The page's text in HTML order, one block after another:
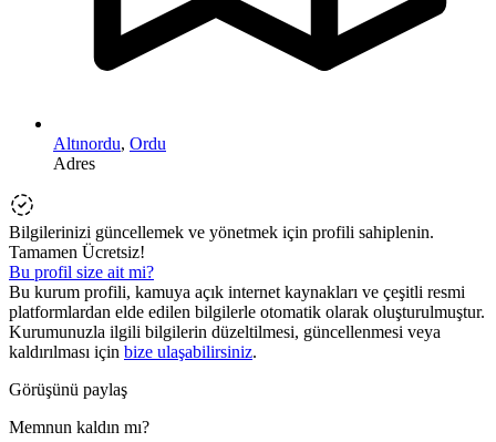
Altınordu, Ordu
Adres
Bilgilerinizi güncellemek ve yönetmek için profili sahiplenin.
Tamamen Ücretsiz!
Bu profil size ait mi?
Bu kurum profili, kamuya açık internet kaynakları ve çeşitli resmi
platformlardan elde edilen bilgilerle otomatik olarak oluşturulmuştur.
Kurumunuzla ilgili bilgilerin düzeltilmesi, güncellenmesi veya
kaldırılması için bize ulaşabilirsiniz.
Görüşünü paylaş
Memnun kaldın mı?